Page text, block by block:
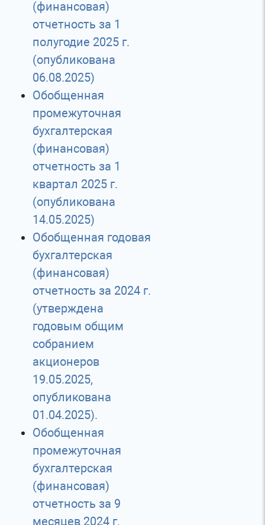
(финансовая)
отчетность за 1
полугодие 2025 г.
(опубликована
06.08.2025)
Обобщенная
промежуточная
бухгалтерская
(финансовая)
отчетность за 1
квартал 2025 г.
(опубликована
14.05.2025)
Обобщенная годовая
бухгалтерская
(финансовая)
отчетность за 2024 г.
(утверждена
годовым общим
собранием
акционеров
19.05.2025,
опубликована
01.04.2025).
Обобщенная
промежуточная
бухгалтерская
(финансовая)
отчетность за 9
месяцев 2024 г.